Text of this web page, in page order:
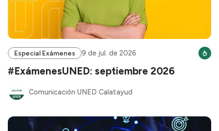
Especial Exámenes 9 de jul. de 2026
#ExámenesUNED: septiembre 2026
Comunicación UNED Calatayud